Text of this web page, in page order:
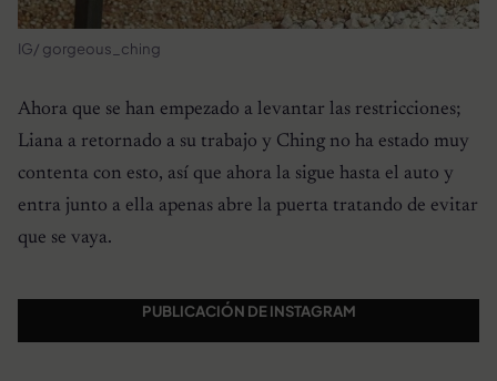
IG/ gorgeous_ching
Ahora que se han empezado a levantar las restricciones;
Liana a retornado a su trabajo y Ching no ha estado muy
contenta con esto, así que ahora la sigue hasta el auto y
entra junto a ella apenas abre la puerta tratando de evitar
que se vaya.
PUBLICACIÓN DE INSTAGRAM